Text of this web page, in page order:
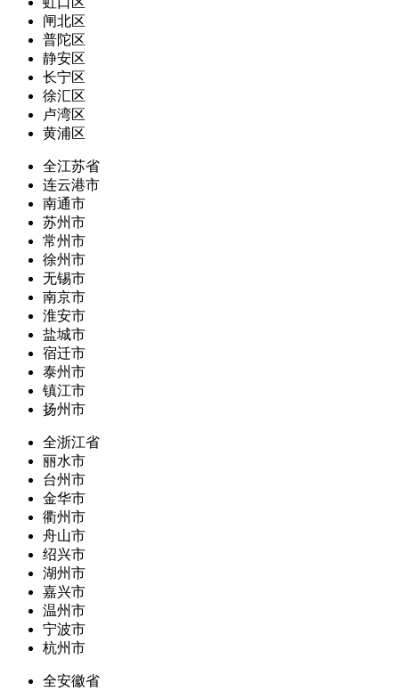
闸北区
普陀区
静安区
长宁区
徐汇区
卢湾区
黄浦区
全江苏省
连云港市
南通市
苏州市
常州市
徐州市
无锡市
南京市
淮安市
盐城市
宿迁市
泰州市
镇江市
扬州市
全浙江省
丽水市
台州市
金华市
衢州市
舟山市
绍兴市
湖州市
嘉兴市
温州市
宁波市
杭州市
全安徽省